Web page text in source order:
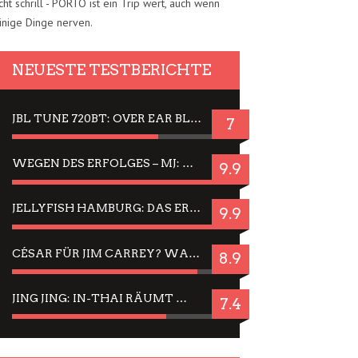
schrill - PORTO ist ein Trip wert, auch wenn
Dinge nerven.
NEUESTE TESTBERICHTE
JBL TUNE 720BT: OVER EAR BLUETOOTH KOPFHÖRER UM DIE 50,-€ IM DAUER-TEST 7
WEGEN DES ERFOLGES – MJ: MICHAEL JACKSON MUSICAL IN EINER MATINEE SEHEN 9.9
JELLYFISH HAMBURG: DAS ERFOLGREICHE SOMMER-MENÜ 2025 IN GEFÜHLEN UND BILDERN 9.9
CÉSAR FÜR JIM CARREY? WARUM DAS EINER DER NERVIGSTEN ACTORS IST UND BLEIBT 8.9
JING JING: IN-THAI RÄUMT WIEDER TITEL AB – EIN ZWEI-STUNDEN-ERLEBNISBERICHT 7.4